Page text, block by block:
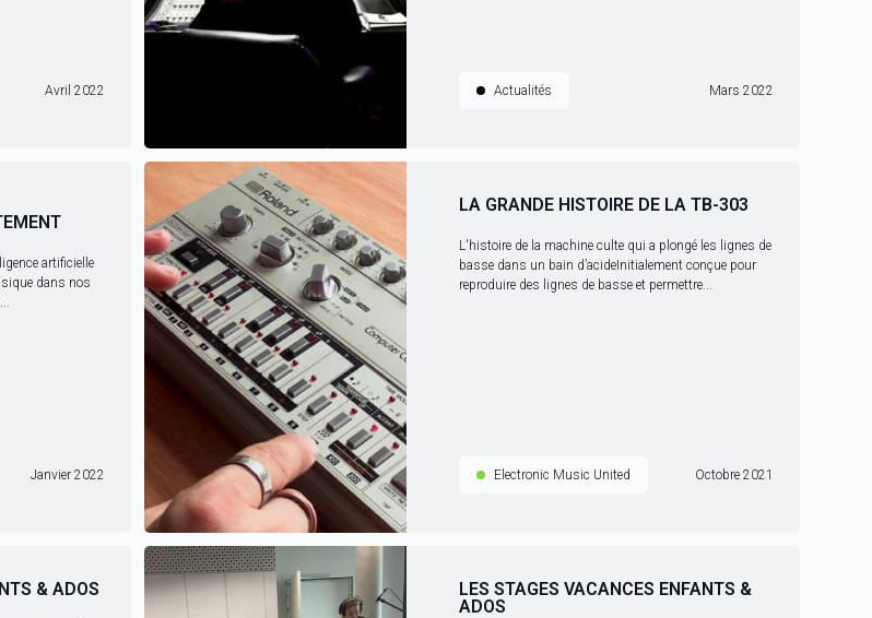
Avril 2022 Actualités Mars 2022
Janvier 2022
artificielle
dans nos
Electronic Music United Octobre 2021
LA GRANDE HISTOIRE DE LA TB-303
L'histoire de la machine culte qui a plongé les lignes de
basse dans un bain d’acideInitialement conçue pour
reproduire des lignes de basse et permettre...
& ADOS
LES STAGES VACANCES ENFANTS &
ADOS